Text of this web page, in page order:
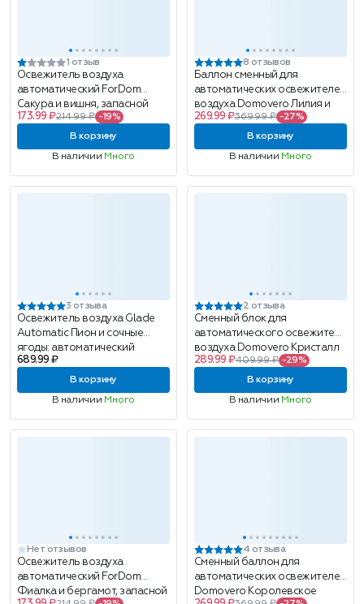
1 отзыв
Освежитель воздуха
автоматический ForDom
Сакура и вишня, запасной
блок, 250мл
173.99 ₽214.99 ₽ -19%
В корзину
В наличии Много
8 отзывов
Баллон сменный для
автоматических освежителей
воздуха Domovero Лилия и
гладкий шелк, универсальный,
269.99 ₽369.99 ₽ -27%
В корзину
В наличии Много
3 отзыва
Освежитель воздуха Glade
Automatic Пион и сочные
ягоды: автоматический
распылитель, сменный
баллон, 269мл
689.99 ₽
В корзину
В наличии Много
2 отзыва
Сменный блок для
автоматического освежителя
воздуха Domovero Кристалл
(Crystal), парфюмированный,
289.99 ₽409.99 ₽ -29%
В корзину
В наличии Много
Нет отзывов
Освежитель воздуха
автоматический ForDom
Фиалка и бергамот, запасной
4 отзыва
Сменный баллон для
автоматических освежителей
Domovero Королевское